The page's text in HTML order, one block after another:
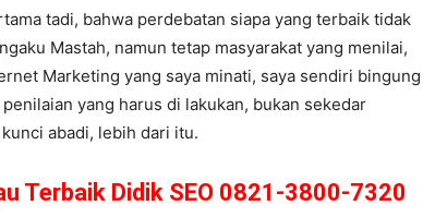
tadi, bahwa perdebatan siapa yang terbaik tidak
Mastah, namun tetap masyarakat yang menilai,
Marketing yang saya minati, saya sendiri bingung
yang harus di lakukan, bukan sekedar
abadi, lebih dari itu.
Terbaik Didik SEO 0821-3800-7320